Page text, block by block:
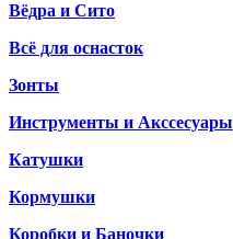
Вёдра и Сито
Всё для оснасток
Зонты
Инструменты и Акссесуары
Катушки
Кормушки
Коробки и Баночки